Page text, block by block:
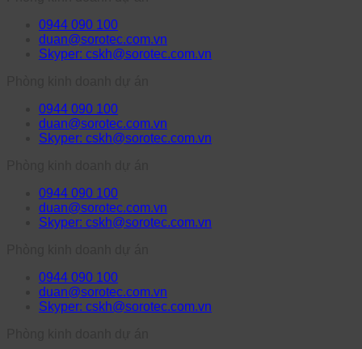
0944 090 100
duan@sorotec.com.vn
Skyper: cskh@sorotec.com.vn
0944 090 100
duan@sorotec.com.vn
Skyper: cskh@sorotec.com.vn
0944 090 100
duan@sorotec.com.vn
Skyper: cskh@sorotec.com.vn
0944 090 100
duan@sorotec.com.vn
Skyper: cskh@sorotec.com.vn